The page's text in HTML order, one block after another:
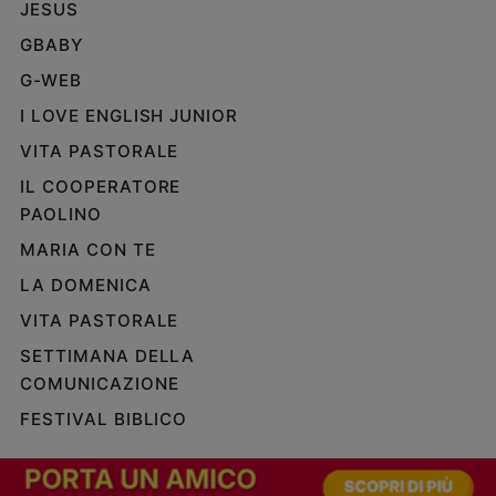
e
giovani
Adolescenza
Foto
Video
Podcast
Privacy
JESUS
GBABY
G-WEB
I LOVE ENGLISH JUNIOR
VITA PASTORALE
IL COOPERATORE
PAOLINO
MARIA CON TE
LA DOMENICA
VITA PASTORALE
SETTIMANA DELLA
COMUNICAZIONE
FESTIVAL BIBLICO